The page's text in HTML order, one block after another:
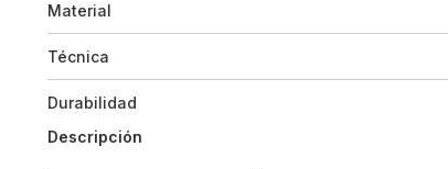
Material
Técnica
Durabilidad
Descripción